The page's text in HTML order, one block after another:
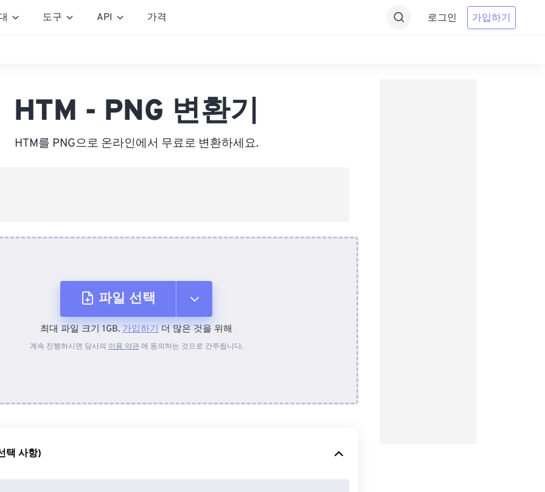
도구 API 가격 로그인 가입하기
HTM - PNG 변환기
HTM를 PNG으로 온라인에서 무료로 변환하세요.
파일 선택
장치에서
최대 파일 크기 1GB. 가입하기 더 많은 것을 위해
계속 진행하시면 당사의 이용 약관에 동의하는 것으로 간주됩니다.
택 사항)